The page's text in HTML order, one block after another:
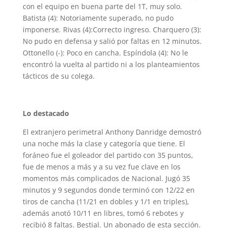
con el equipo en buena parte del 1T, muy solo.
Batista (4): Notoriamente superado, no pudo
imponerse. Rivas (4):Correcto ingreso. Charquero (3):
No pudo en defensa y salió por faltas en 12 minutos.
Ottonello (-): Poco en cancha. Espíndola (4): No le
encontró la vuelta al partido ni a los planteamientos
tácticos de su colega.
Lo destacado
El extranjero perimetral Anthony Danridge demostró
una noche más la clase y categoría que tiene. El
foráneo fue el goleador del partido con 35 puntos,
fue de menos a más y a su vez fue clave en los
momentos más complicados de Nacional. Jugó 35
minutos y 9 segundos donde terminó con 12/22 en
tiros de cancha (11/21 en dobles y 1/1 en triples),
además anotó 10/11 en libres, tomó 6 rebotes y
recibió 8 faltas. Bestial. Un abonado de esta sección.